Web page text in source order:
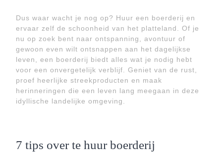
Dus waar wacht je nog op? Huur een boerderij en
ervaar zelf de schoonheid van het platteland. Of je
nu op zoek bent naar ontspanning, avontuur of
gewoon even wilt ontsnappen aan het dagelijkse
leven, een boerderij biedt alles wat je nodig hebt
voor een onvergetelijk verblijf. Geniet van de rust,
proef heerlijke streekproducten en maak
herinneringen die een leven lang meegaan in deze
idyllische landelijke omgeving.
7 tips over te huur boerderij